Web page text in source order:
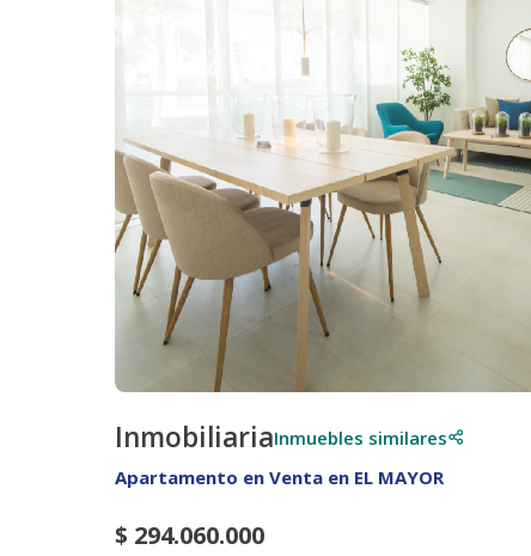
InmobiliariaInmuebles similares
Apartamento en Venta en EL MAYOR
$ 294.060.000